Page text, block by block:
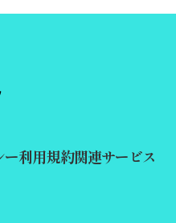
ー利用規約関連サービス